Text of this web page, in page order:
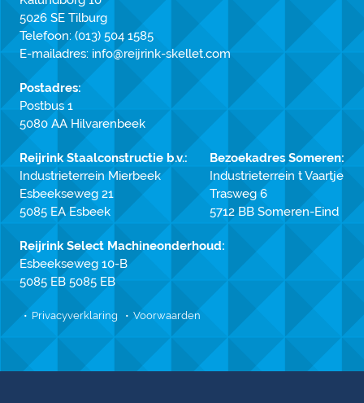
5026 SE Tilburg
Telefoon: (013) 504 1585
E-mailadres: info@reijrink-skellet.com
Postadres:
Postbus 1
5080 AA Hilvarenbeek
Reijrink Staalconstructie b.v.:
Industrieterrein Mierbeek
Esbeekseweg 21
5085 EA Esbeek
Bezoekadres Someren:
Industrieterrein t Vaartje
Trasweg 6
5712 BB Someren-Eind
Reijrink Select Machineonderhoud:
Esbeekseweg 10-B
5085 EB 5085 EB
Privacyverklaring Voorwaarden